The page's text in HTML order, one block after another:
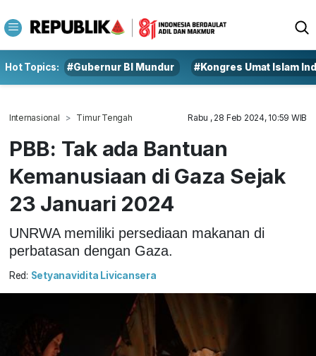
Hot Topics: #Gubernur BI Mundur #Kongres Umat Islam
Internasional Timur Tengah Rabu , 28 Feb 2024, 10:59 WIB
PBB: Tak ada Bantuan
Kemanusiaan di Gaza Sejak
23 Januari 2024
UNRWA memiliki persediaan makanan di
perbatasan dengan Gaza.
Red: Setyanavidita Livicansera